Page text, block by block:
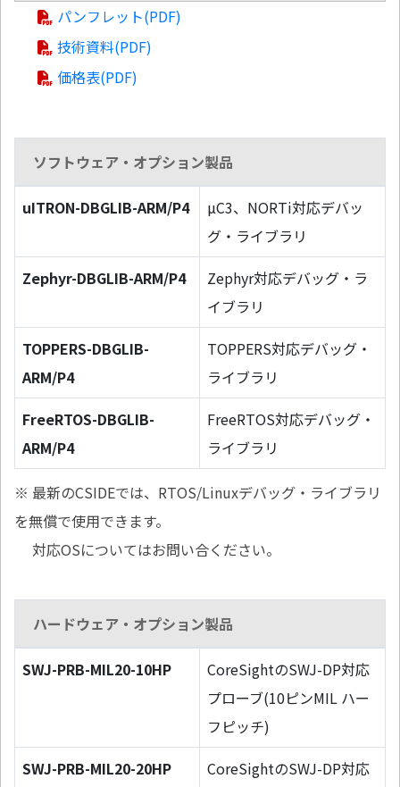
パンフレット(PDF)
技術資料(PDF)
価格表(PDF)
ソフトウェア・オプション製品
uITRON-DBGLIB-ARM/P4
µC3、NORTi対応デバッ
グ・ライブラリ
Zephyr-DBGLIB-ARM/P4
Zephyr対応デバッグ・ラ
イブラリ
TOPPERS-DBGLIB-
ARM/P4
TOPPERS対応デバッグ・
ライブラリ
FreeRTOS-DBGLIB-
ARM/P4
FreeRTOS対応デバッグ・
ライブラリ
※ 最新のCSIDEでは、RTOS/Linuxデバッグ・ライブラリ
を無償で使用できます。
対応OSについてはお問い合ください。
ハードウェア・オプション製品
SWJ-PRB-MIL20-10HP
CoreSightのSWJ-DP対応
プローブ(10ピンMIL ハー
フピッチ)
SWJ-PRB-MIL20-20HP
CoreSightのSWJ-DP対応